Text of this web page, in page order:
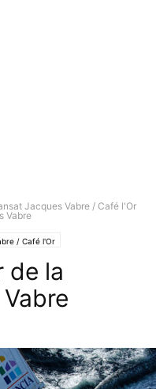
Jacques Vabre / Café l'Or
Vabre
/ Café l'Or
de la